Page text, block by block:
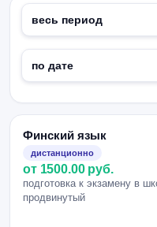
Финский язык
дистанционно
от 1500.00 руб.
подготовка к экзамену в
продвинутый